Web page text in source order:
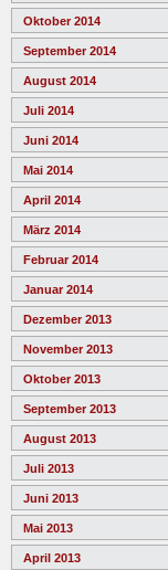
Oktober 2014
September 2014
August 2014
Juli 2014
Juni 2014
Mai 2014
April 2014
März 2014
Februar 2014
Januar 2014
Dezember 2013
November 2013
Oktober 2013
September 2013
August 2013
Juli 2013
Juni 2013
Mai 2013
April 2013